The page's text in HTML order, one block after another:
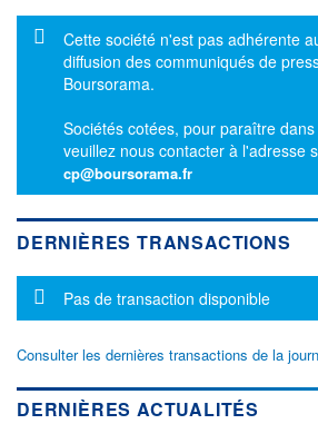
Message d'information
Cette société n'est pas adhérente
diffusion des communiqués de
Boursorama.
Sociétés cotées, pour paraître
veuillez nous contacter à l'adresse
cp@boursorama.fr
DERNIÈRES TRANSACTIONS
Message d'information
Pas de transaction disponible
Consulter les dernières transactions de la
DERNIÈRES ACTUALITÉS